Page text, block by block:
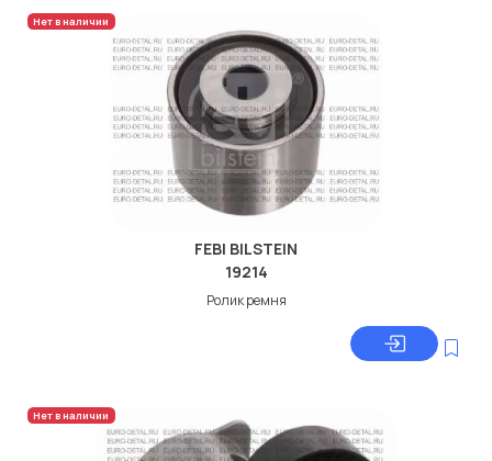
Нет в наличии
FEBI BILSTEIN
19214
Ролик ремня
Нет в наличии